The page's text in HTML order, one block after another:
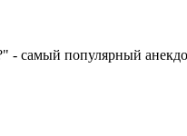
- самый популярный